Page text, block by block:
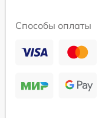
Способы оплаты